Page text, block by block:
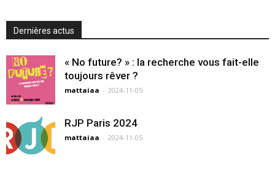
Dernières actus
« No future? » : la recherche vous fait-elle
toujours rêver ?
mattaiaa - 2024-11-05
RJP Paris 2024
mattaiaa - 2024-11-05